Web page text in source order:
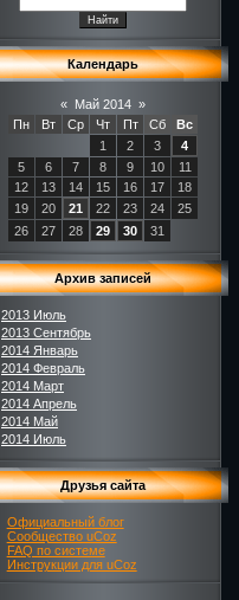
Календарь
« Май 2014 »
Пн
Вт Ср Чт Пт Сб
Вс
1
2 3
4
5
6 7 8 9 10
11
12
13 14 15 16 17
18
19
20 21 22 23 24
25
26
27 28 29 30 31
Архив записей
2013 Июль
2013 Сентябрь
2014 Январь
2014 Февраль
2014 Март
2014 Апрель
2014 Май
2014 Июль
Друзья сайта
Официальный блог
Сообщество uCoz
FAQ по системе
Инструкции для uCoz